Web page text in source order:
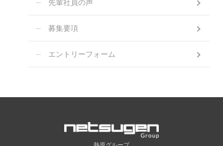
先輩社員の声
募集要項
エントリーフォーム